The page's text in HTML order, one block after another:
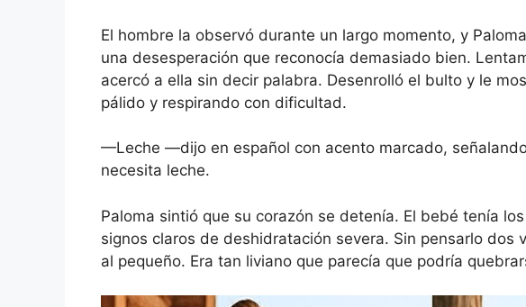
El hombre la observó durante un largo momento, y
una desesperación que reconocía demasiado bien.
acercó a ella sin decir palabra. Desenrolló el bulto y le
pálido y respirando con dificultad.
—Leche —dijo en español con acento marcado,
necesita leche.
Paloma sintió que su corazón se detenía. El bebé tenía
signos claros de deshidratación severa. Sin pensarlo dos
al pequeño. Era tan liviano que parecía que podría